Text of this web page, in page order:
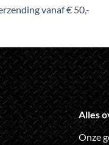
vanaf € 50,-
Alles
Onze